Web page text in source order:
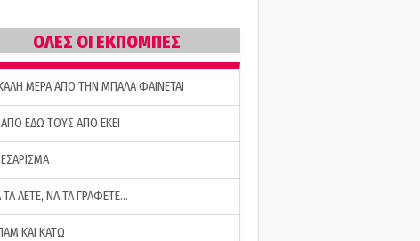
ΟΛΕΣ ΟΙ ΕΚΠΟΜΠΕΣ
ΜΕΡΑ ΑΠΟ ΤΗΝ ΜΠΑΛΑ ΦΑΙΝΕΤΑΙ
ΑΠΟ ΕΔΩ ΤΟΥΣ ΑΠΟ ΕΚΕΙ
ΤΑ ΛΕΤΕ, ΝΑ ΤΑ ΓΡΑΦΕΤΕ…
ΚΑΙ ΚΑΤΩ